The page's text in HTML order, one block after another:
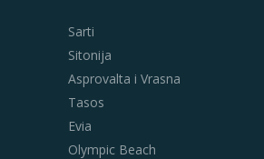
Sarti
Sitonija
Asprovalta i Vrasna
Tasos
Evia
Olympic Beach